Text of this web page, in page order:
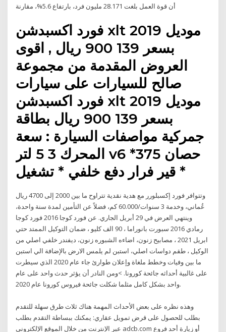
أن قوة العمل بلغت 28.171 مليون فرد، بارتفاع 5.6%، مقارنة
فورد اكسبدشن xlt موديل 2019
بسعر 139 900 ريال , اقوى
العروض المقدمة من مجموعة
صالح للسيارات على سيارات
فورد اكسبدشن xlt موديل 2019
بسعر 139 900 ريال بطاقة
جمركية مواصفات السيارة : سعة
المحرك 3 5 لتر v6 *375 حصان
* قير فرار دفع خلفي * تشغيل
وتتوافر فورد إكسبلورر مع هدية نقدية تتراوح ما بين 2000 إلى 4700 ريال
عُماني، وخدمة 3 سنوات/‏‏60.000 كم، فضلاً عن التأمين لمدة سنة واحدة،
وينتهي العرض في 29 أبريل الجاري. عن فورد كوجا 2016 فورد كوجا
رمادي 2016 سبورت بانوراما ، 90 الف كليو ، ضمان التوكيل الممتد حتي
ابريل 2021 ، مصابيح زنون، اضاءه الشبوره زنون، ديفندر خلفي اصلي من
الوكيل ، طقم دواسات اصلي، استبن لم يلمس الارض بالإضافة الي استبن
ما بين وفيات وخطط ملغاة وإعلان طوارئ جاء عام 2020 الذي سيطرت
على غالبية أحداثه جائحة كورونا. >ومن النادر أن يؤثر حدث واحد على عام
واحد بشكل كامل مثلما شكلت جائحة فيروس كورونا عام 2020.
وهذه نظره على بعض الأحداث المهمة هناك ثلاث طرق سهلة للتقدم
بطلب للحصول على قرض تمويل عقاري: يمكنك ببساطة التقدم بطلب
عبر الإنترنت من خلال الموقع الإلكتروني adcb.com أو زيارة أحد فروع